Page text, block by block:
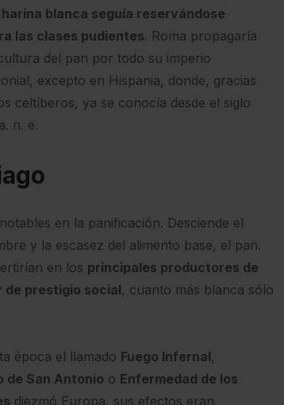
harina blanca seguía reservándose
las clases pudientes. Roma propagaría
del pan por todo su imperio
excepto en Hispania, donde, gracias
celtíberos, ya se conocía desde el siglo
n. e.
en la panificación. Desciende el
y la escasez del alimento base, el pan.
en los principales productores de
de prestigio social, cuanto más blanca sólo
época el llamado Fuego Infernal,
de San Antonio o Enfermedad de los
diezmó Europa, sus efectos eran